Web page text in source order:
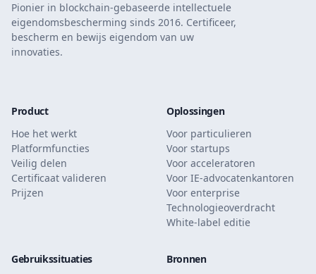
Pionier in blockchain-gebaseerde intellectuele
eigendomsbescherming sinds 2016. Certificeer,
bescherm en bewijs eigendom van uw
innovaties.
Product
Hoe het werkt
Platformfuncties
Veilig delen
Certificaat valideren
Prijzen
Oplossingen
Voor particulieren
Voor startups
Voor acceleratoren
Voor IE-advocatenkantoren
Voor enterprise
Technologieoverdracht
White-label editie
Gebruikssituaties
Bronnen